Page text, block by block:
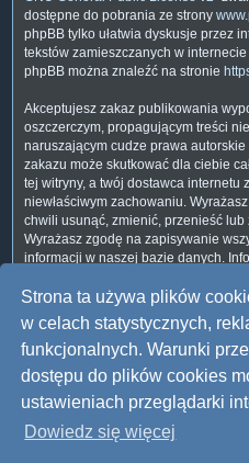
Strona ta używa plików
w celach statystycznych,
funkcjonalnych. Warunki
dostępu do plików cookies
ustawieniach przeglądarki
Dowiedz się więcej
dostępne do pobrania ze strony
phpBB tylko ułatwia dyskusje przez
tekstów zamieszczanych w
phpBB można znaleźć na stronie
Akceptujesz zakaz publikowania
oszczerczym, propagującym treści
naruszającym cudze prawa
zakazu może skutkować dla ciebie
tej witryny, a twój dostawca internetu
niewłaściwym zachowaniu.
chwili usunąć, zmienić, przenieść
Wyrażasz zgodę na zapisywanie
informacji w naszej bazie danych.
odpowiedzialności za włamania do
do kradzieży danych.